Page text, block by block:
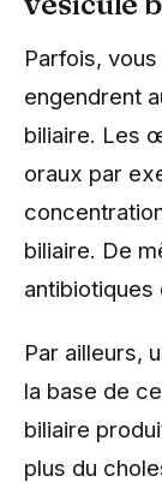
Parfois,
engendrent
biliaire. Les
oraux par
biliaire. De
antibiotiques
Par ailleurs,
la base de
biliaire
plus du